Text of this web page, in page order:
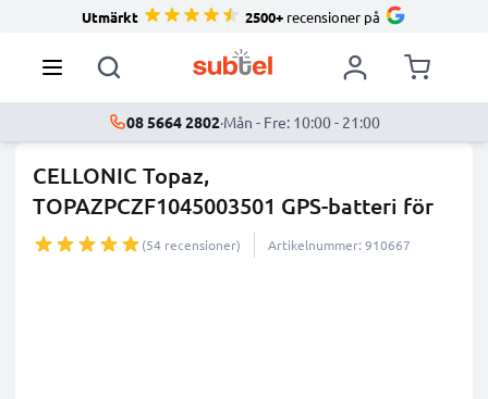
Utmärkt 2500+ recensioner på
08 5664 2802·Mån - Fre: 10:00 - 21:00
CELLONIC Topaz,
TOPAZPCZF1045003501 GPS-batteri för
Navigon...mer
(54 recensioner) Artikelnummer: 910667